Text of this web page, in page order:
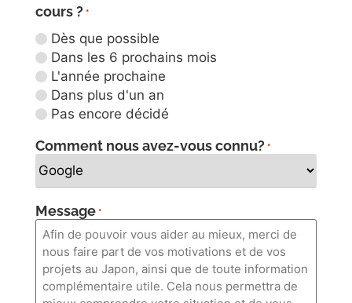
cours ? *
Dès que possible
Dans les 6 prochains mois
L'année prochaine
Dans plus d'un an
Pas encore décidé
Comment nous avez-vous connu? *
Message *